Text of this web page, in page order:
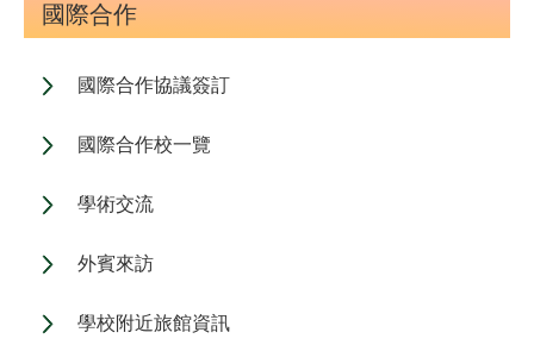
國際合作
國際合作協議簽訂
國際合作校一覽
學術交流
外賓來訪
學校附近旅館資訊